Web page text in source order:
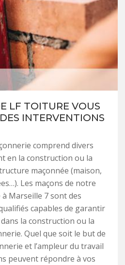
LF TOITURE VOUS
INTERVENTIONS
comprend divers
en la construction ou la
maçonnée (maison,
Les maçons de notre
Marseille 7 sont des
capables de garantir
la construction ou la
Quel que soit le but de
et l’ampleur du travail
peuvent répondre à vos